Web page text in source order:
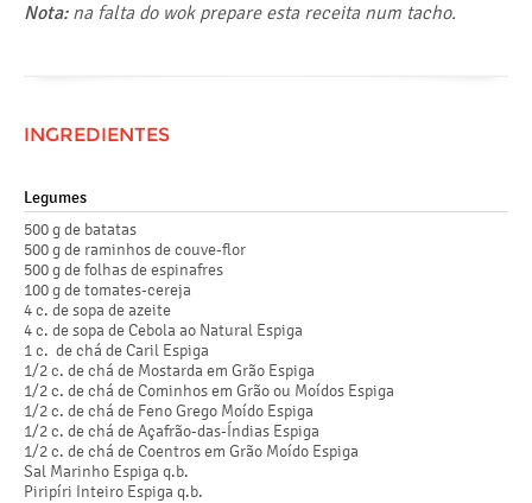
Nota:na falta do wok prepare esta receita num tacho.
INGREDIENTES
Legumes
500 g de batatas
500 g de raminhos de couve-flor
500 g de folhas de espinafres
100 g de tomates-cereja
4 c. de sopa de azeite
4 c. de sopa de Cebola ao Natural Espiga
1 c. de chá de Caril Espiga
1/2 c. de chá de Mostarda em Grão Espiga
1/2 c. de chá de Cominhos em Grão ou Moídos Espiga
1/2 c. de chá de Feno Grego Moído Espiga
1/2 c. de chá de Açafrão-das-Índias Espiga
1/2 c. de chá de Coentros em Grão Moído Espiga
Sal Marinho Espiga q.b.
Piripíri Inteiro Espiga q.b.